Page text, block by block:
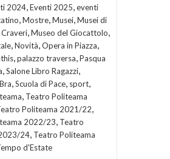
2024,Eventi 2025,eventi
,Mostre,Musei,Musei di
,Museo del Giocattolo,
,Novità,Opera in Piazza,
,palazzo traversa,Pasqua
,Salone Libro Ragazzi,
,Scuola di Pace, sport,
, Teatro Politeama
Politeama 2021/22,
2022/23, Teatro
24, Teatro Politeama
d'Estate